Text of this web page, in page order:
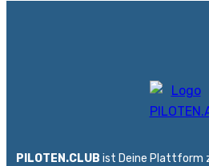
PILOTEN.CLUB ist Deine Plattform